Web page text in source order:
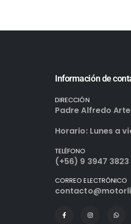
Información de
DIRECCIÓN
Padre Alfredo
Horario: Lunes a
TELÉFONO
(+56) 9 3947 3823
CORREO ELECTRÓNICO